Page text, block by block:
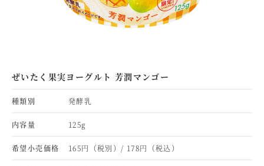
ぜいたく果実ヨーグルト 芳潤マンゴー
種類別 発酵乳
内容量 125g
希望小売価格 165円（税別）/ 178円（税込）